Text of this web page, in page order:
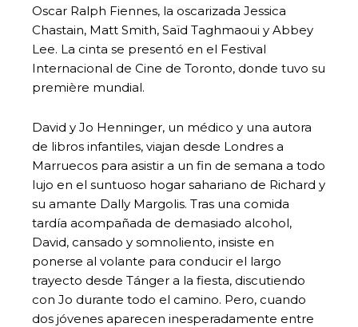
Oscar Ralph Fiennes, la oscarizada Jessica
Chastain, Matt Smith, Saïd Taghmaoui y Abbey
Lee. La cinta se presentó en el Festival
Internacional de Cine de Toronto, donde tuvo su
première mundial.
David y Jo Henninger, un médico y una autora
de libros infantiles, viajan desde Londres a
Marruecos para asistir a un fin de semana a todo
lujo en el suntuoso hogar sahariano de Richard y
su amante Dally Margolis. Tras una comida
tardía acompañada de demasiado alcohol,
David, cansado y somnoliento, insiste en
ponerse al volante para conducir el largo
trayecto desde Tánger a la fiesta, discutiendo
con Jo durante todo el camino. Pero, cuando
dos jóvenes aparecen inesperadamente entre